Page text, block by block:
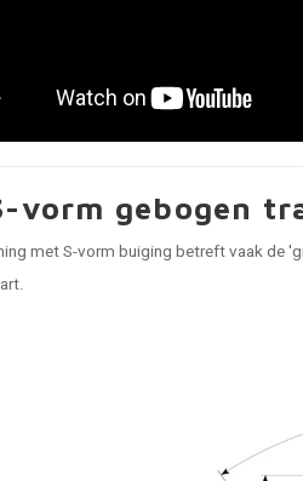
vorm gebogen
met S-vorm buiging betreft vaak de